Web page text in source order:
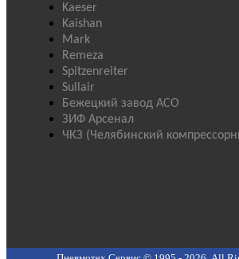
Kaeser
Kaishan
Mark
Remeza
Spitzenreiter
Sullair
Бежецкий завод АСО
ЗИФ Арсенал
ЧКЗ (Челябинский